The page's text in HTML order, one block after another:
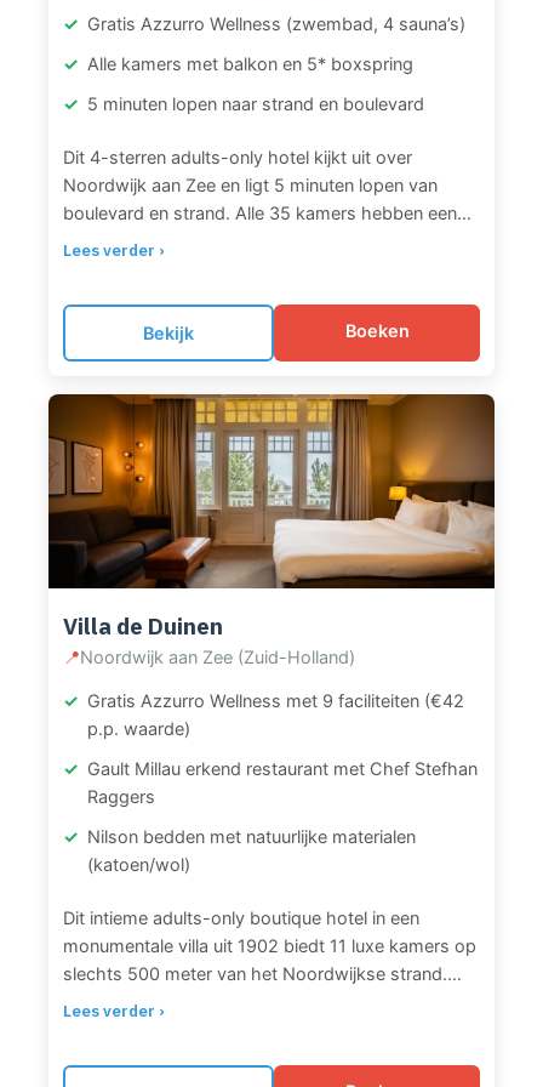
Gratis Azzurro Wellness (zwembad, 4 sauna’s)
Alle kamers met balkon en 5* boxspring
5 minuten lopen naar strand en boulevard
Dit 4-sterren adults-only hotel kijkt uit over
Noordwijk aan Zee en ligt 5 minuten lopen van
boulevard en strand. Alle 35 kamers hebben een
balkon met zitje, 5-sterren luxe boxspringbedden
met zwembad (29°C), twee whirlpools, vier
sauna’s (Finse sauna, Turks stoombad, twee
hydromassagebedden. Het uitgebreide
ontbijtbuffet wordt dagelijks geserveerd in de
smaakvol ingerichte lounge met open haard. Het à
la carte restaurant (dinsdag t/m zaterdag) biedt
lokale en seizoensgebonden gerechten. Huur een
fiets om het duingebied te verkennen. Museum
Noordwijk ligt op 600 meter, Keukenhof Gardens in
Parkeren met vergunning (1 per kamer).
Lees verder ›
Bekijk Boeken
Villa de Duinen
📍Noordwijk aan Zee (Zuid-Holland)
Gratis Azzurro Wellness met 9 faciliteiten (€42
p.p. waarde)
Gault Millau erkend restaurant met Chef Stefhan
Raggers
Nilson bedden met natuurlijke materialen
(katoen/wol)
Dit intieme adults-only boutique hotel in een
monumentale villa uit 1902 biedt 11 luxe kamers op
slechts 500 meter van het Noordwijkse strand.
Gasten ontvangen bij aankomst gratis toegang tot
Lees verder ›